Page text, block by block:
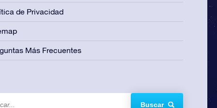
de Privacidad
Más Frecuentes
Buscar